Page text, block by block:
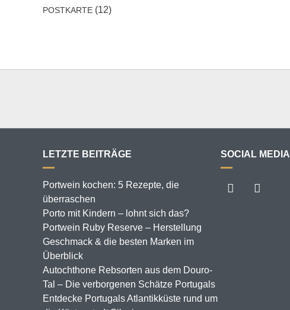
POSTKARTE (12)
LETZTE BEITRÄGE
Portwein kochen: 5 Rezepte, die
überraschen
Porto mit Kindern – lohnt sich das?
Portwein Ruby Reserve – Herstellung
Geschmack & die besten Marken im
Überblick
Autochthone Rebsorten aus dem Douro-
Tal – Die verborgenen Schätze Portugals
Entdecke Portugals Atlantikküste rund um
SOCIAL MEDIA